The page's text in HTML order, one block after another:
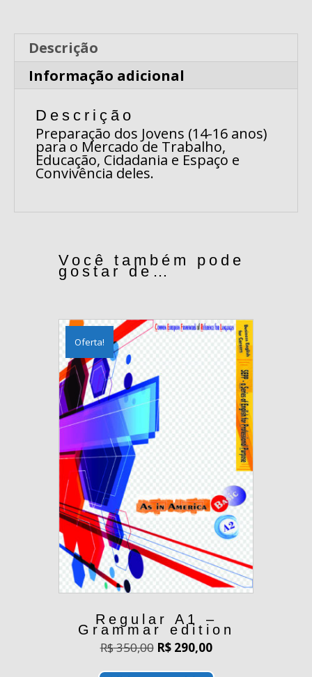
Descrição
Informação adicional
Descrição
Preparação dos Jovens (14-16 anos)
para o Mercado de Trabalho,
Educação, Cidadania e Espaço e
Convivência deles.
Você também pode
gostar de…
Oferta!
Regular A1 –
Grammar edition
R$350,00 O
preço
original
R$290,00O
atual